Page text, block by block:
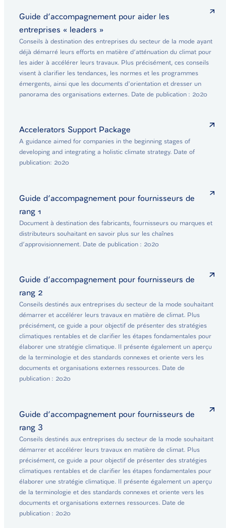
Guide d’accompagnement pour aider les
entreprises « leaders »
Conseils à destination des entreprises du secteur de la mode ayant
déjà démarré leurs efforts en matière d’atténuation du climat pour
les aider à accélérer leurs travaux. Plus précisément, ces conseils
visent à clarifier les tendances, les normes et les programmes
émergents, ainsi que les documents d'orientation et dresser un
panorama des organisations externes. Date de publication : 2020
Accelerators Support Package
A guidance aimed for companies in the beginning stages of
developing and integrating a holistic climate strategy. Date of
publication: 2020
Guide d’accompagnement pour fournisseurs de
rang 1
Document à destination des fabricants, fournisseurs ou marques et
distributeurs souhaitant en savoir plus sur les chaînes
d’approvisionnement. Date de publication : 2020
Guide d’accompagnement pour fournisseurs de
rang 2
Conseils destinés aux entreprises du secteur de la mode souhaitant
démarrer et accélérer leurs travaux en matière de climat. Plus
précisément, ce guide a pour objectif de présenter des stratégies
climatiques rentables et de clarifier les étapes fondamentales pour
élaborer une stratégie climatique. Il présente également un aperçu
de la terminologie et des standards connexes et oriente vers les
documents et organisations externes ressources. Date de
publication : 2020
Guide d’accompagnement pour fournisseurs de
rang 3
Conseils destinés aux entreprises du secteur de la mode souhaitant
démarrer et accélérer leurs travaux en matière de climat. Plus
précisément, ce guide a pour objectif de présenter des stratégies
climatiques rentables et de clarifier les étapes fondamentales pour
élaborer une stratégie climatique. Il présente également un aperçu
de la terminologie et des standards connexes et oriente vers les
documents et organisations externes ressources. Date de
publication : 2020